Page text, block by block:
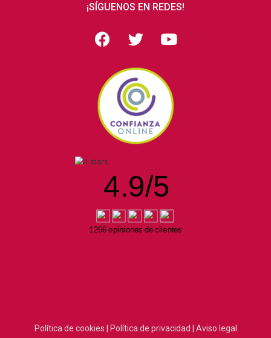
¡SÍGUENOS EN REDES!
4.9/5
1266 opiniones de clientes
Política de cookies | Política de privacidad | Aviso legal